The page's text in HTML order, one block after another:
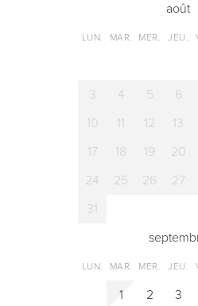
août
LUN. MAR. MER. JEU.
3
4 5 6
10
11 12 13
17
18 19 20
24
25 26 27
31
LUN. MAR. MER. JEU.
1 2 3